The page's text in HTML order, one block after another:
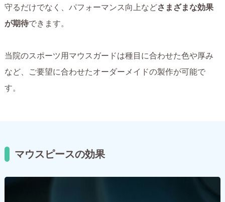
守るだけでなく、パフォーマンス向上などさまざまな効果
が期待できます。
当院のスポーツ用マウスガードは種目に合わせた色や厚み
など、ご要望に合わせたオーダーメイドの製作が可能で
す。
マウスピースの効果